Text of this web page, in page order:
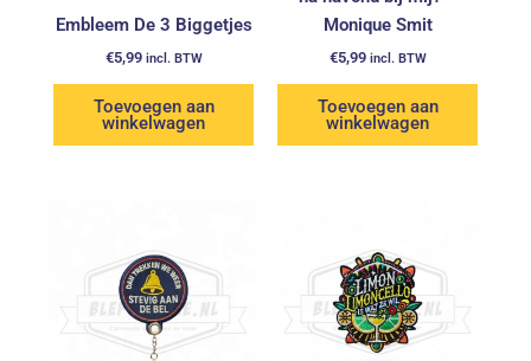
Embleem De 3 Biggetjes
€5,99 incl. BTW
Toevoegen aan
winkelwagen
Monique Smit
€5,99 incl. BTW
Toevoegen aan
winkelwagen